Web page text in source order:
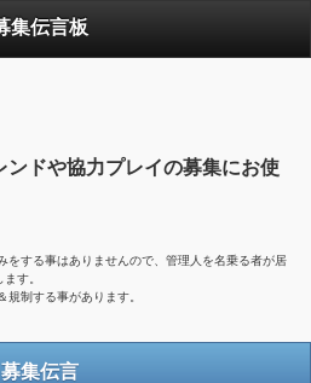
集伝言板
ンドや協力プレイの募集にお使
する事はありませんので、管理人を名乗る者が居
す。
制する事があります。
募集伝言